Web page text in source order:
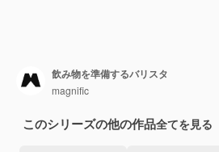
飲み物を準備するバリスタ
magnific
このシリーズの他の作品全てを見る